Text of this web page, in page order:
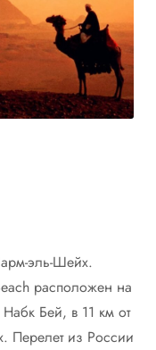
эль-Шейх.
расположен на
Бей, в 11 км от
Перелет из России